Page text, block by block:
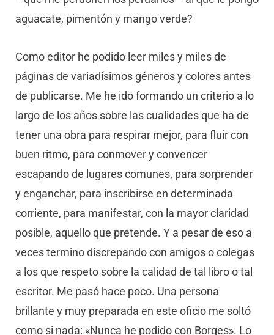
aguacate, pimentón y mango verde?
Como editor he podido leer miles y miles de
páginas de variadísimos géneros y colores antes
de publicarse. Me he ido formando un criterio a lo
largo de los años sobre las cualidades que ha de
tener una obra para respirar mejor, para fluir con
buen ritmo, para conmover y convencer
escapando de lugares comunes, para sorprender
y enganchar, para inscribirse en determinada
corriente, para manifestar, con la mayor claridad
posible, aquello que pretende. Y a pesar de eso a
veces termino discrepando con amigos o colegas
a los que respeto sobre la calidad de tal libro o tal
escritor. Me pasó hace poco. Una persona
brillante y muy preparada en este oficio me soltó
como si nada: «Nunca he podido con Borges». Lo